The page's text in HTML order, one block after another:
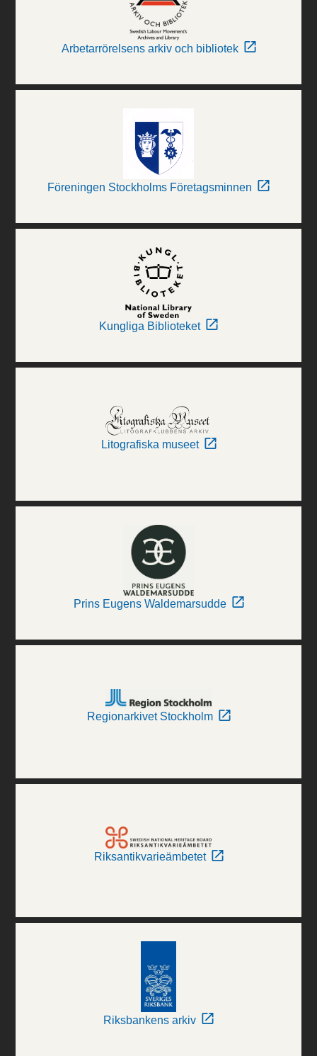
Arbetarrörelsens arkiv och bibliotek
Föreningen Stockholms Företagsminnen
Kungliga Biblioteket
Litografiska museet
Prins Eugens Waldemarsudde
Regionarkivet Stockholm
Riksantikvarieämbetet
Riksbankens arkiv